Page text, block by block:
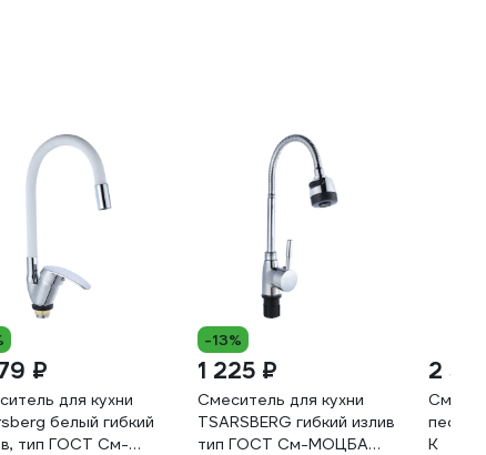
₽
для кухни
белый гибкий
тип ГОСТ См-
-13%
1 225 ₽
Смеситель для кухни
TSARSBERG гибкий излив
тип ГОСТ См-МОЦБА
2
K